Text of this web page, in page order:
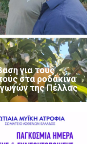
για τους
στα ροδάκινα
της Πέλλας